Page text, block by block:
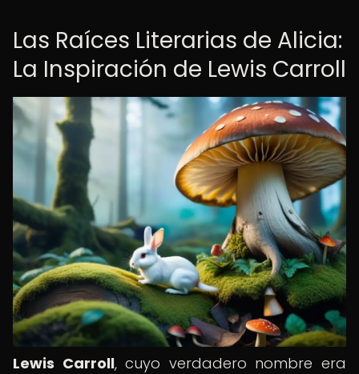
Las Raíces Literarias de Alicia:
La Inspiración de Lewis Carroll
Lewis Carroll, cuyo verdadero nombre era